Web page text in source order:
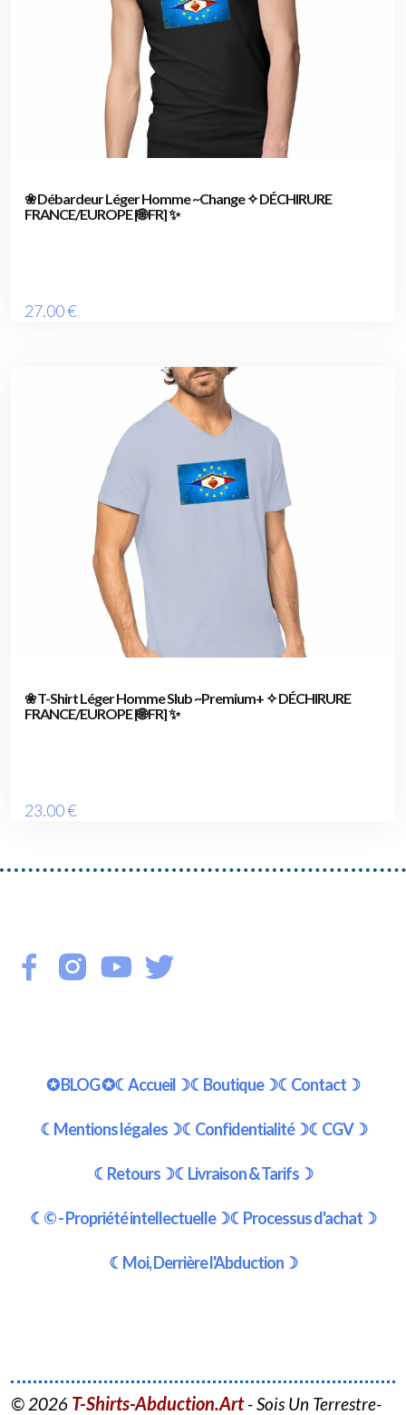
❀ Débardeur Léger Homme ~Change ✧ DÉCHIRURE
FRANCE/EUROPE [🌐 FR] ✨
27.00€
❀ T-Shirt Léger Homme Slub ~Premium+ ✧ DÉCHIRURE
FRANCE/EUROPE [🌐 FR] ✨
23.00€
✪ BLOG ✪☾Accueil☽☾Boutique☽☾Contact☽
☾Mentions légales☽☾Confidentialité☽☾CGV☽
☾Retours☽☾Livraison & Tarifs☽
☾© - Propriété intellectuelle☽☾Processus d'achat☽
☾Moi, Derrière l'Abduction☽
© 2026 T-Shirts-Abduction.Art- Sois Un Terrestre-